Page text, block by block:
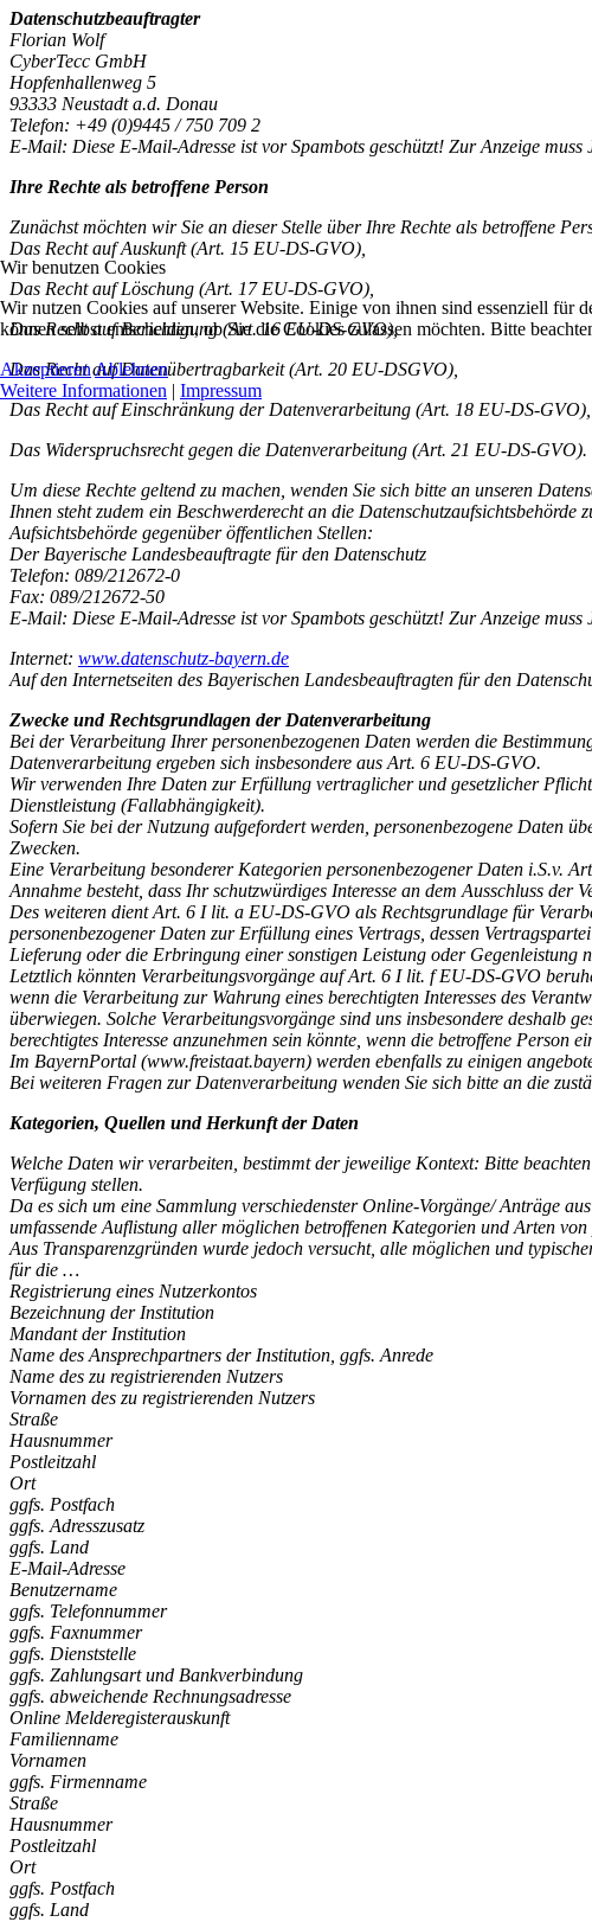
Datenschutzbeauftragter
Florian Wolf
CyberTecc GmbH
Hopfenhallenweg 5
93333 Neustadt a.d. Donau
Telefon: +49 (0)9445 / 750 709 2
E-Mail: Diese E-Mail-Adresse ist vor Spambots geschützt! Zur Anzeige muss
Ihre Rechte als betroffene Person
Zunächst möchten wir Sie an dieser Stelle über Ihre Rechte als betroffene
Das Recht auf Auskunft (Art. 15 EU-DS-GVO),
Das Recht auf Löschung (Art. 17 EU-DS-GVO),
Das Recht auf Berichtigung (Art. 16 EU-DS-GVO),
Das Recht auf Datenübertragbarkeit (Art. 20 EU-DSGVO),
Das Recht auf Einschränkung der Datenverarbeitung (Art. 18 EU-DS-GVO),
Das Widerspruchsrecht gegen die Datenverarbeitung (Art. 21 EU-DS-GVO).
Um diese Rechte geltend zu machen, wenden Sie sich bitte an unseren
Ihnen steht zudem ein Beschwerderecht an die Datenschutzaufsichtsbehörde
Aufsichtsbehörde gegenüber öffentlichen Stellen:
Der Bayerische Landesbeauftragte für den Datenschutz
Telefon: 089/212672-0
Fax: 089/212672-50
E-Mail: Diese E-Mail-Adresse ist vor Spambots geschützt! Zur Anzeige muss
Internet: www.datenschutz-bayern.de
Auf den Internetseiten des Bayerischen Landesbeauftragten für den
Zwecke und Rechtsgrundlagen der Datenverarbeitung
Bei der Verarbeitung Ihrer personenbezogenen Daten werden die
Datenverarbeitung ergeben sich insbesondere aus Art. 6 EU-DS-GVO.
Wir verwenden Ihre Daten zur Erfüllung vertraglicher und gesetzlicher
Dienstleistung (Fallabhängigkeit).
Sofern Sie bei der Nutzung aufgefordert werden, personenbezogene Daten
Zwecken.
Eine Verarbeitung besonderer Kategorien personenbezogener Daten i.S.v.
Annahme besteht, dass Ihr schutzwürdiges Interesse an dem Ausschluss
Des weiteren dient Art. 6 I lit. a EU-DS-GVO als Rechtsgrundlage für
personenbezogener Daten zur Erfüllung eines Vertrags, dessen
Lieferung oder die Erbringung einer sonstigen Leistung oder
Letztlich könnten Verarbeitungsvorgänge auf Art. 6 I lit. f EU-DS-GVO
wenn die Verarbeitung zur Wahrung eines berechtigten Interesses des
überwiegen. Solche Verarbeitungsvorgänge sind uns insbesondere deshalb
berechtigtes Interesse anzunehmen sein könnte, wenn die betroffene
Im BayernPortal (www.freistaat.bayern) werden ebenfalls zu einigen
Bei weiteren Fragen zur Datenverarbeitung wenden Sie sich bitte an die
Kategorien, Quellen und Herkunft der Daten
Welche Daten wir verarbeiten, bestimmt der jeweilige Kontext: Bitte
Verfügung stellen.
Da es sich um eine Sammlung verschiedenster Online-Vorgänge/ Anträge
umfassende Auflistung aller möglichen betroffenen Kategorien und Arten
Aus Transparenzgründen wurde jedoch versucht, alle möglichen und
für die …
Registrierung eines Nutzerkontos
Bezeichnung der Institution
Mandant der Institution
Name des Ansprechpartners der Institution, ggfs. Anrede
Name des zu registrierenden Nutzers
Vornamen des zu registrierenden Nutzers
Straße
Hausnummer
Postleitzahl
Ort
ggfs. Postfach
ggfs. Adresszusatz
ggfs. Land
E-Mail-Adresse
Benutzername
ggfs. Telefonnummer
ggfs. Faxnummer
ggfs. Dienststelle
ggfs. Zahlungsart und Bankverbindung
ggfs. abweichende Rechnungsadresse
Online Melderegisterauskunft
Familienname
Vornamen
ggfs. Firmenname
Straße
Hausnummer
Postleitzahl
Ort
ggfs. Postfach
ggfs. Land
Wir benutzen Cookies
Wir nutzen Cookies auf unserer Website. Einige von ihnen sind essenziell für
können selbst entscheiden, ob Sie die Cookies zulassen möchten. Bitte
Akzeptieren Ablehnen
Weitere Informationen | Impressum